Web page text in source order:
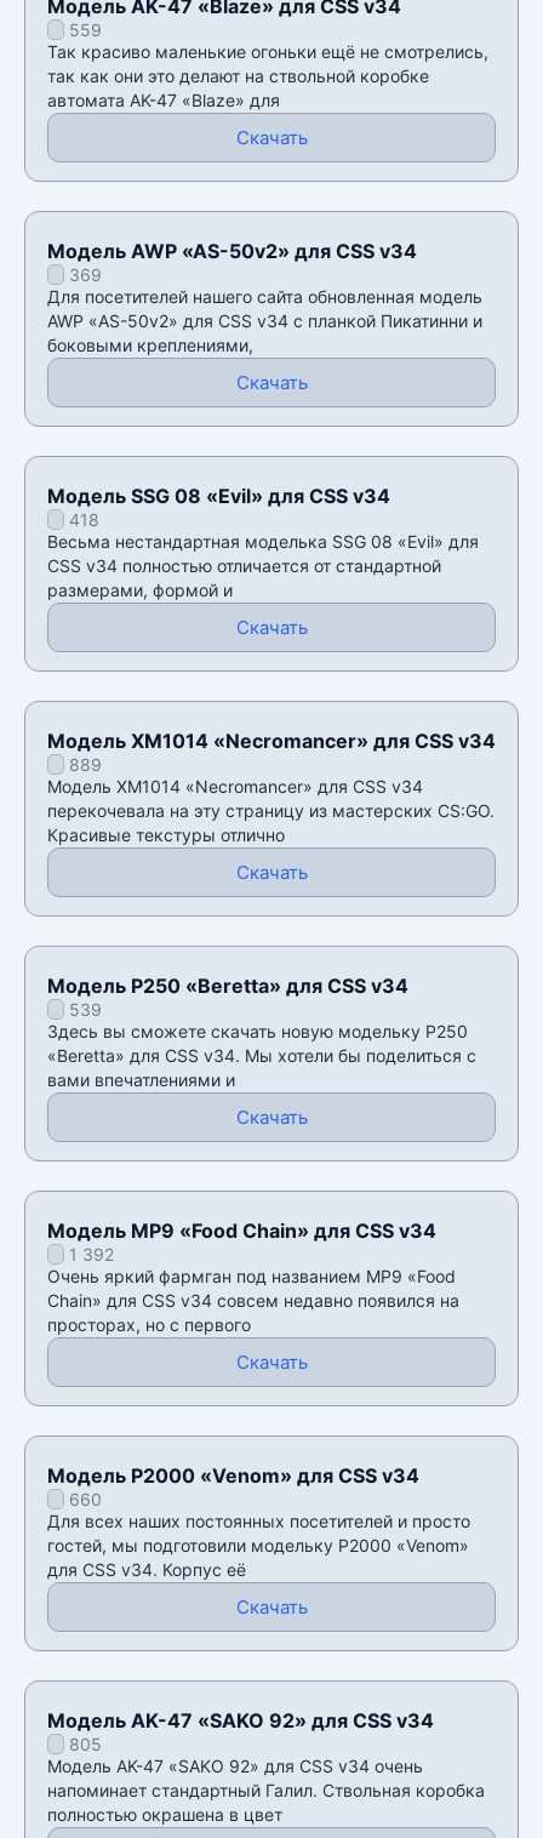
Модель AK-47 «Blaze» для CSS v34
559
Так красиво маленькие огоньки ещё не смотрелись,
так как они это делают на ствольной коробке
автомата AK-47 «Blaze» для
Скачать
Модель AWP «AS-50v2» для CSS v34
369
Для посетителей нашего сайта обновленная модель
AWP «AS-50v2» для CSS v34 с планкой Пикатинни и
боковыми креплениями,
Скачать
Модель SSG 08 «Evil» для CSS v34
418
Весьма нестандартная моделька SSG 08 «Evil» для
CSS v34 полностью отличается от стандартной
размерами, формой и
Скачать
Модель XM1014 «Necromancer» для CSS v34
889
Модель XM1014 «Necromancer» для CSS v34
перекочевала на эту страницу из мастерских CS:GO.
Красивые текстуры отлично
Скачать
Модель P250 «Beretta» для CSS v34
539
Здесь вы сможете скачать новую модельку P250
«Beretta» для CSS v34. Мы хотели бы поделиться с
вами впечатлениями и
Скачать
Модель MP9 «Food Chain» для CSS v34
1 392
Очень яркий фармган под названием MP9 «Food
Chain» для CSS v34 совсем недавно появился на
просторах, но с первого
Скачать
Модель P2000 «Venom» для CSS v34
660
Для всех наших постоянных посетителей и просто
гостей, мы подготовили модельку P2000 «Venom»
для CSS v34. Корпус её
Скачать
Модель AK-47 «SAKO 92» для CSS v34
805
Модель AK-47 «SAKO 92» для CSS v34 очень
напоминает стандартный Галил. Ствольная коробка
полностью окрашена в цвет